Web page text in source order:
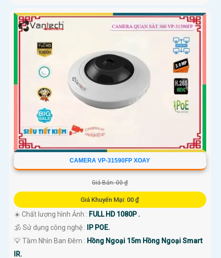
CAMERA VP-31590FP XOAY
Giá Bán: 00 ₫
Giá Khuyến Mại: 00 ₫
☀️ Chất lượng hình Ảnh : FULL HD 1080P .
🕉️ Sử dụng công nghệ :
IP POE.
💡 Tầm Nhìn Ban Đêm : Hồng Ngoại 15m Hồng Ngoại Smart
IR.